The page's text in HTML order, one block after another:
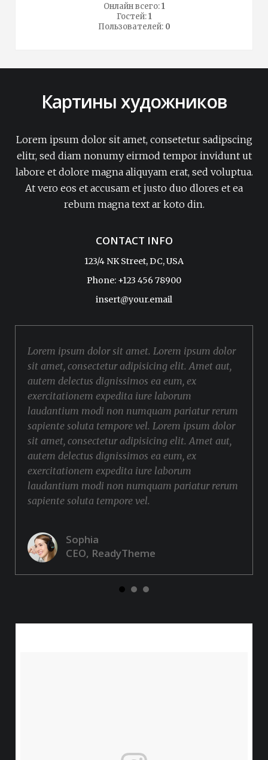
Онлайн всего:1
Гостей:1
Пользователей: 0
Картины художников
Lorem ipsum dolor sit amet, consetetur sadipscing
elitr, sed diam nonumy eirmod tempor invidunt ut
labore et dolore magna aliquyam erat, sed voluptua.
At vero eos et accusam et justo duo dlores et ea
rebum magna text ar koto din.
CONTACT INFO
123/4 NK Street, DC, USA
Phone: +123 456 78900
insert@your.email
Lorem ipsum dolor sit amet. Lorem ipsum dolor
sit amet, consectetur adipisicing elit. Amet aut,
autem delectus dignissimos ea eum, ex
exercitationem expedita iure laborum
laudantium modi non numquam pariatur rerum
sapiente soluta tempore vel. Lorem ipsum dolor
sit amet, consectetur adipisicing elit. Amet aut,
autem delectus dignissimos ea eum, ex
exercitationem expedita iure laborum
laudantium modi non numquam pariatur rerum
sapiente soluta tempore vel.
Sophia
CEO, ReadyTheme